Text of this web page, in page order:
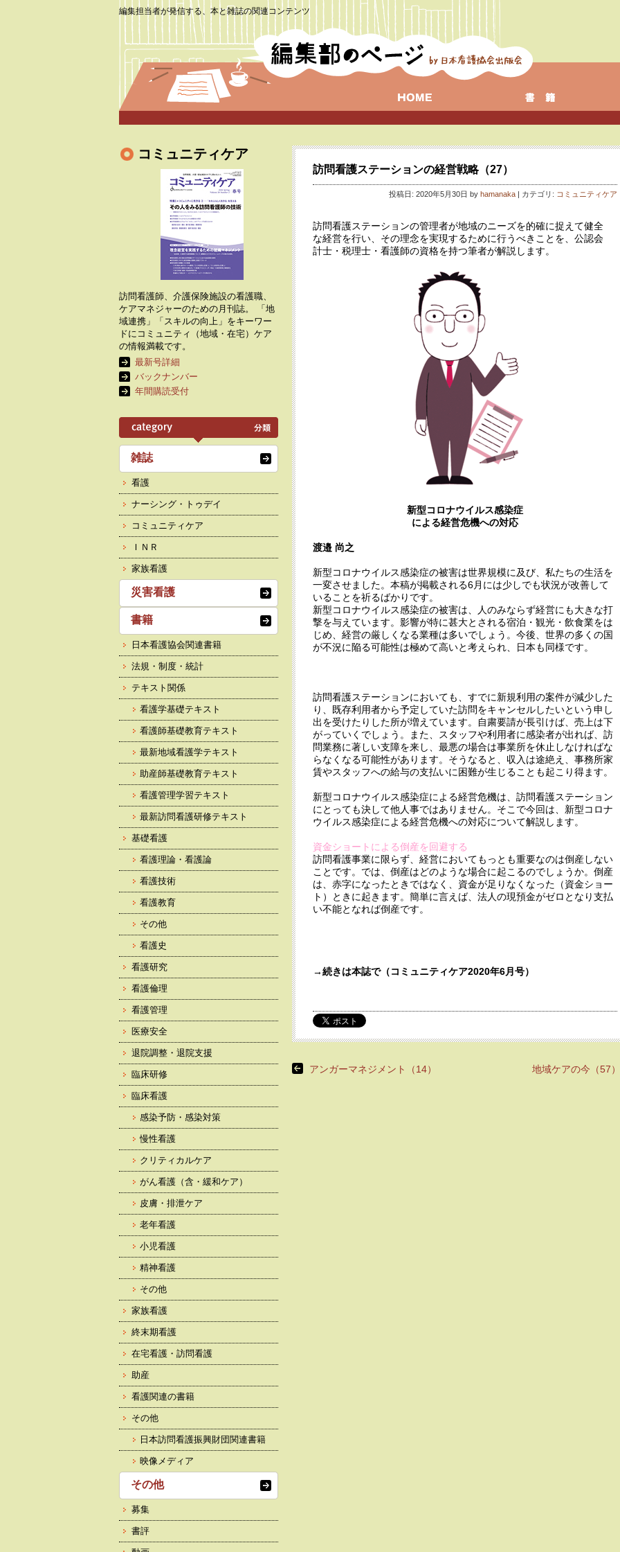
編集担当者が発信する、本と雑誌の関連コンテンツ
訪問看護ステーションの経営戦略（27）
投稿日: 2020年5月30日 by hamanaka | カテゴリ: コミュニティケア
訪問看護ステーションの管理者が地域のニーズを的確に捉えて健全
な経営を行い、その理念を実現するために行うべきことを、公認会
計士・税理士・看護師の資格を持つ筆者が解説します。
新型コロナウイルス感染症
による経営危機への対応
渡邉 尚之
新型コロナウイルス感染症の被害は世界規模に及び、私たちの生活を
一変させました。本稿が掲載される6月には少しでも状況が改善して
いることを祈るばかりです。
新型コロナウイルス感染症の被害は、人のみならず経営にも大きな打
撃を与えています。影響が特に甚大とされる宿泊・観光・飲食業をは
じめ、経営の厳しくなる業種は多いでしょう。今後、世界の多くの国
が不況に陥る可能性は極めて高いと考えられ、日本も同様です。
訪問看護ステーションにおいても、すでに新規利用の案件が減少した
り、既存利用者から予定していた訪問をキャンセルしたいという申し
出を受けたりした所が増えています。自粛要請が長引けば、売上は下
がっていくでしょう。また、スタッフや利用者に感染者が出れば、訪
問業務に著しい支障を来し、最悪の場合は事業所を休止しなければな
らなくなる可能性があります。そうなると、収入は途絶え、事務所家
賃やスタッフへの給与の支払いに困難が生じることも起こり得ます。
新型コロナウイルス感染症による経営危機は、訪問看護ステーション
にとっても決して他人事ではありません。そこで今回は、新型コロナ
ウイルス感染症による経営危機への対応について解説します。
資金ショートによる倒産を回避する
訪問看護事業に限らず、経営においてもっとも重要なのは倒産しない
ことです。では、倒産はどのような場合に起こるのでしょうか。倒産
は、赤字になったときではなく、資金が足りなくなった（資金ショー
ト）ときに起きます。簡単に言えば、法人の現預金がゼロとなり支払
い不能となれば倒産です。
→続きは本誌で（コミュニティケア2020年6月号）
アンガーマネジメント（14） 地域ケアの今（57）
コミュニティケア
訪問看護師、介護保険施設の看護職、
ケアマネジャーのための月刊誌。 「地
域連携」「スキルの向上」をキーワー
ドにコミュニティ（地域・在宅）ケア
の情報満載です。
最新号詳細
バックナンバー
年間購読受付
雑誌
看護
ナーシング・トゥデイ
コミュニティケア
ＩＮＲ
家族看護
災害看護
書籍
日本看護協会関連書籍
法規・制度・統計
テキスト関係
看護学基礎テキスト
看護師基礎教育テキスト
最新地域看護学テキスト
助産師基礎教育テキスト
看護管理学習テキスト
最新訪問看護研修テキスト
基礎看護
看護理論・看護論
看護技術
看護教育
その他
看護史
看護研究
看護倫理
看護管理
医療安全
退院調整・退院支援
臨床研修
臨床看護
感染予防・感染対策
慢性看護
クリティカルケア
がん看護（含・緩和ケア）
皮膚・排泄ケア
老年看護
小児看護
精神看護
その他
家族看護
終末期看護
在宅看護・訪問看護
助産
看護関連の書籍
その他
日本訪問看護振興財団関連書籍
映像メディア
その他
募集
書評